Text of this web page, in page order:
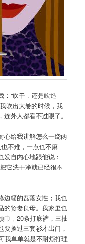
：“吹干，还是吹造
吹出大卷的时候，我
外人都看不过眼了。
心给我讲解怎么一绕两
不难，一点也不麻
自内心地跟他说：
它洗干净就已经很不
边幅的磊落女性；我也
的贤妻良母。我家里也
巾，20条打底裤，三抽
要换过三套衫才出门，
我单单就是不耐烦打理